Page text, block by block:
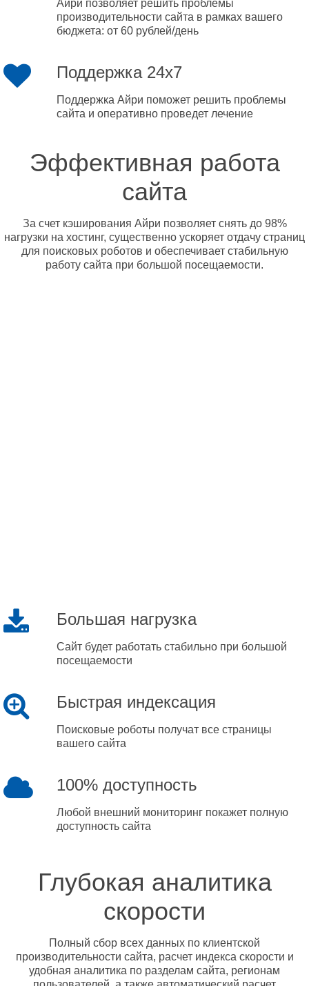
Айри позволяет решить проблемы
производительности сайта в рамках вашего
бюджета: от 60 рублей/день
Поддержка 24x7
Поддержка Айри поможет решить проблемы
сайта и оперативно проведет лечение
Эффективная работа
сайта
За счет кэширования Айри позволяет снять до 98%
нагрузки на хостинг, существенно ускоряет отдачу страниц
для поисковых роботов и обеспечивает стабильную
работу сайта при большой посещаемости.
Большая нагрузка
Сайт будет работать стабильно при большой
посещаемости
Быстрая индексация
Поисковые роботы получат все страницы
вашего сайта
100% доступность
Любой внешний мониторинг покажет полную
доступность сайта
Глубокая аналитика
скорости
Полный сбор всех данных по клиентской
производительности сайта, расчет индекса скорости и
удобная аналитика по разделам сайта, регионам